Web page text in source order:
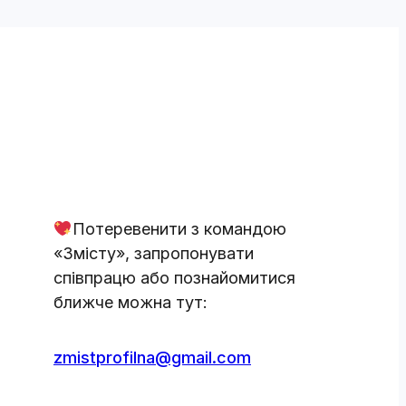
Потеревенити з командою
«Змісту», запропонувати
співпрацю або познайомитися
ближче можна тут:
zmistprofilna@gmail.com